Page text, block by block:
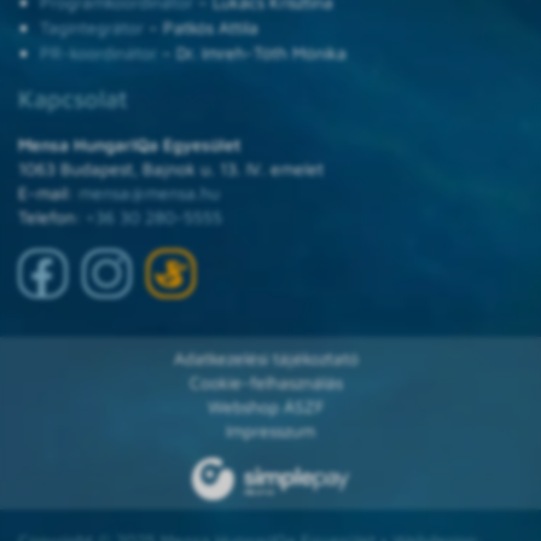
Tagintegrátor
– Patkós Attila
PR-koordinátor – Dr. Imreh-Tóth Mónika
Kapcsolat
Mensa HungarIQa Egyesület
1063 Budapest, Bajnok u. 13. IV. emelet
E-mail: mensa@mensa.hu
Telefon:
+36 30 280-5555
Adatkezelési tájékoztató
Cookie-felhasználás
Webshop ÁSZF
Impresszum